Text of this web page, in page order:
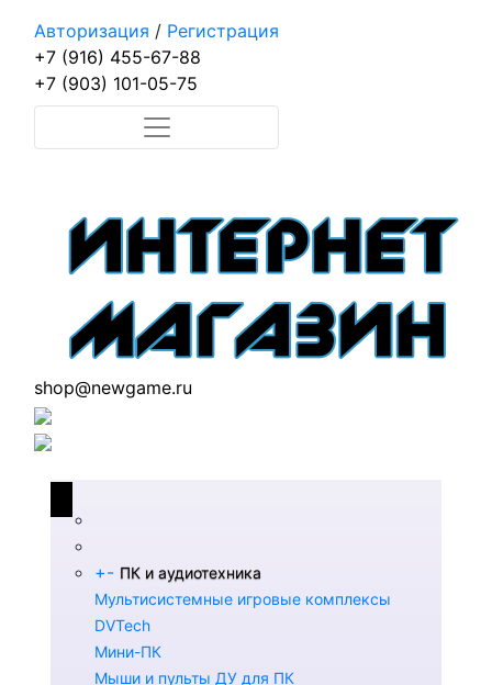
Авторизация / Регистрация
+7 (916) 455-67-88
+7 (903) 101-05-75
shop@newgame.ru
+- ПК и аудиотехника
Мультисистемные игровые комплексы
DVTech
Мини-ПК
Мыши и пульты ДУ для ПК